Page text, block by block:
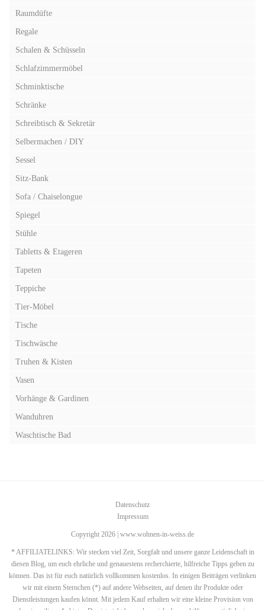
Raumdüfte
Regale
Schalen & Schüsseln
Schlafzimmermöbel
Schminktische
Schränke
Schreibtisch & Sekretär
Selbermachen / DIY
Sessel
Sitz-Bank
Sofa / Chaiselongue
Spiegel
Stühle
Tabletts & Etageren
Tapeten
Teppiche
Tier-Möbel
Tische
Tischwäsche
Truhen & Kisten
Vasen
Vorhänge & Gardinen
Wanduhren
Waschtische Bad
Datenschutz
Impressum
Copyright 2026 | www.wohnen-in-weiss.de
* AFFILIATELINKS: Wir stecken viel Zeit, Sorgfalt und unsere ganze Leidenschaft in
diesen Blog, um euch ehrliche und genauestens recherchierte, hilfreiche Tipps geben zu
können. Das ist für euch natürlich vollkommen kostenlos. In einigen Beiträgen verlinken
wir mit einem Sternchen (*) auf andere Webseiten, auf denen ihr Produkte oder
Dienstleistungen kaufen könnt. Mit jedem Kauf erhalten wir eine kleine Provision von